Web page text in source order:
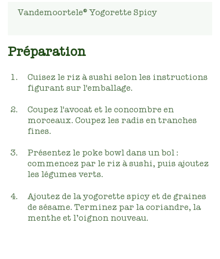
Vandemoortele® Yogorette Spicy
Préparation
Cuisez le riz à sushi selon les instructions
figurant sur l'emballage.
Coupez l'avocat et le concombre en
morceaux. Coupez les radis en tranches
fines.
Présentez le poke bowl dans un bol :
commencez par le riz à sushi, puis ajoutez
les légumes verts.
Ajoutez de la yogorette spicy et de graines
de sésame. Terminez par la coriandre, la
menthe et l’oignon nouveau.